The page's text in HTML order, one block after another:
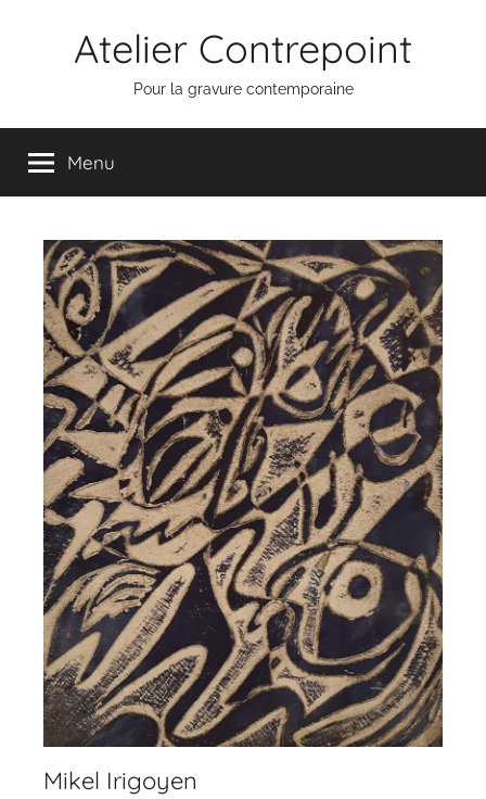
Atelier Contrepoint
Pour la gravure contemporaine
Menu
Mikel Irigoyen